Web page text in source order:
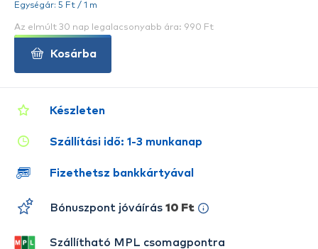
Készleten
Szállítási idő: 1-3 munkanap
Fizethetsz bankkártyával
Bónuszpont jóváírás 10 Ft
Szállítható MPL csomagpontra
Egységár: 5 Ft / 1 m
Az elmúlt 30 nap legalacsonyabb ára: 990 Ft
Kosárba